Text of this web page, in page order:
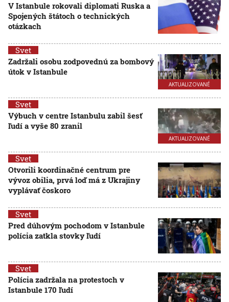
V Istanbule rokovali diplomati Ruska a
Spojených štátoch o technických
otázkach
AKTUALIZOVANÉ
Svet
Zadržali osobu zodpovednú za bombový
útok v Istanbule
AKTUALIZOVANÉ
Svet
Výbuch v centre Istanbulu zabil šesť
ľudí a vyše 80 zranil
Svet
Otvorili koordinačné centrum pre
vývoz obilia, prvá loď má z Ukrajiny
vyplávať čoskoro
Svet
Pred dúhovým pochodom v Istanbule
polícia zatkla stovky ľudí
Svet
Polícia zadržala na protestoch v
Istanbule 170 ľudí